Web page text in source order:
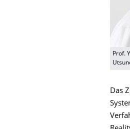
Prof.
Das